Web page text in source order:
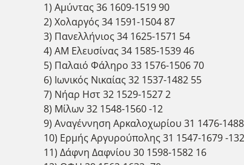
1) Αμύντας 36 1609-1519 90
2) Χολαργός 34 1591-1504 87
3) Πανελλήνιος 34 1625-1571 54
4) ΑΜ Ελευσίνας 34 1585-1539 46
5) Παλαιό Φάληρο 33 1576-1506 70
6) Ιωνικός Νικαίας 32 1537-1482 55
7) Νήαρ Ηστ 32 1529-1527 2
8) Μίλων 32 1548-1560 -12
9) Αναγέννηση Αρκαλοχωρίου 31 1476-
10) Ερμής Αργυρούπολης 31 1547-1679 -132
11) Δάφνη Δαφνίου 30 1598-1582 16